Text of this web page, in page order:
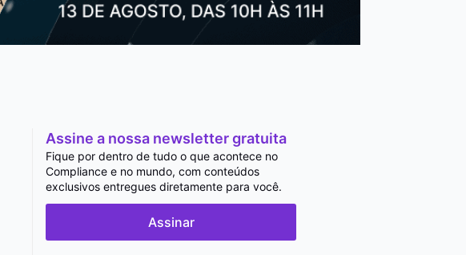
Assine a nossa newsletter gratuita
Fique por dentro de tudo o que acontece no
Compliance e no mundo, com conteúdos
exclusivos entregues diretamente para você.
Assinar